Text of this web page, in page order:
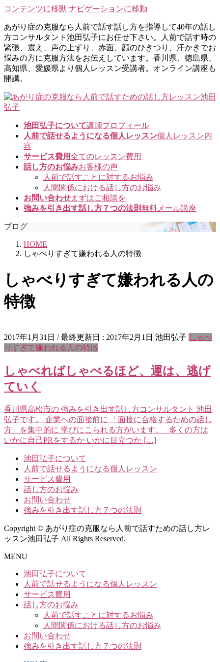
コンテンツに移動 ナビゲーションに移動
あがり症の克服なら人前で話す話し方を指導して40年の話し
方コンサルタント池田弘子にお任せ下さい。人前で話す時の
緊張、震え、声の上ずり、赤面、顔のひきつり、汗かきでお
悩みの方に克服方法をお伝えしています。香川県、徳島県、
高知県、愛媛県より個人レッスン受講者。オンライン講座も
開講。
池田弘子について講師プロフィール
人前で話せるようになる個人レッスン個人レッスン内
容
サービス費用全てのレッスン費用
話し方のお悩みお客様の声
人前で話すことに対するお悩み
人間関係における話し方のお悩み
お問い合わせまずはご相談を
強みを引き出す話し方７つの法則無料メール講座
ブログ
HOME
しゃべりすぎて嫌われる人の特徴
しゃべりすぎて嫌われる人の
特徴
2017年1月31日 / 最終更新日 : 2017年2月1日 池田弘子 しゃべ
りすぎて嫌われる人の特徴
しゃべればしゃべるほど、運は、逃げ
ていく
香川県高松市の 強みを引き出す話し方コンサルタント 池田
弘子です。 企業への面接前に 「面接に合格するための話し
方」を集中的に 学びにこられる方がいます。 多くの方は
いかに自己PRをするか いかに目立つか […]
池田弘子について
人前で話せるようになる個人レッスン
サービス費用
話し方のお悩み
お問い合わせ
強みを引き出す話し方７つの法則
Copyright © あがり症の克服なら人前で話すための話し方レ
ッスン池田弘子 All Rights Reserved.
MENU
池田弘子について
人前で話せるようになる個人レッスン
サービス費用
話し方のお悩み
人前で話すことに対するお悩み
人間関係における話し方のお悩み
お問い合わせ
強みを引き出す話し方７つの法則